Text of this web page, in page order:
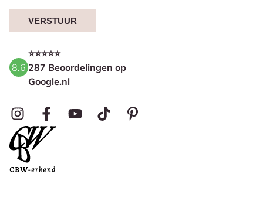
VERSTUUR
8.6
⭐⭐⭐⭐⭐
287 Beoordelingen op
Google.nl